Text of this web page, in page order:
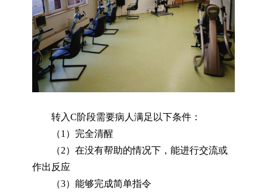
转入C阶段需要病人满足以下条件：
（1）完全清醒
（2）在没有帮助的情况下，能进行交流或
作出反应
（3）能够完成简单指令